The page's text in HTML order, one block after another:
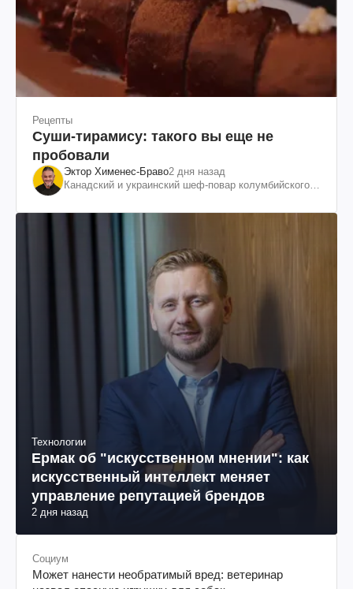
Рецепты
Суши-тирамису: такого вы еще не
пробовали
Эктор Хименес-Браво2 дня назад
Канадский и украинский шеф-повар колумбийского
Технологии
Ермак об "искусственном мнении": как
искусственный интеллект меняет
управление репутацией брендов
2 дня назад
Социум
Может нанести необратимый вред: ветеринар